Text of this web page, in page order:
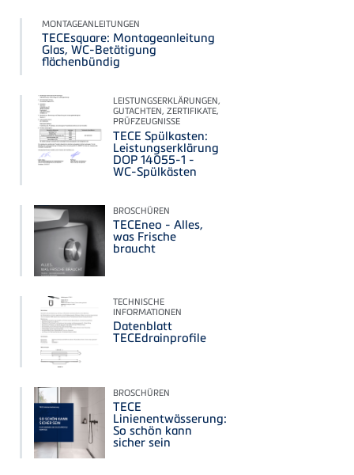
MONTAGEANLEITUNGEN
TECEsquare: Montageanleitung
Glas, WC-Betätigung
flächenbündig
LEISTUNGSERKLÄRUNGEN,
GUTACHTEN, ZERTIFIKATE,
PRÜFZEUGNISSE
TECE Spülkasten:
Leistungserklärung
DOP 14055-1 -
WC-Spülkästen
BROSCHÜREN
TECEneo - Alles,
was Frische
braucht
TECHNISCHE
INFORMATIONEN
Datenblatt
TECEdrainprofile
BROSCHÜREN
TECE
Linienentwässerung:
So schön kann
sicher sein